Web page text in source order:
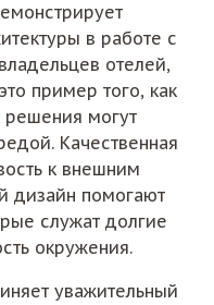
в работе с
отелей,
пример того, как
могут
Качественная
к внешним
дизайн помогают
служат долгие
окружения.
уважительный